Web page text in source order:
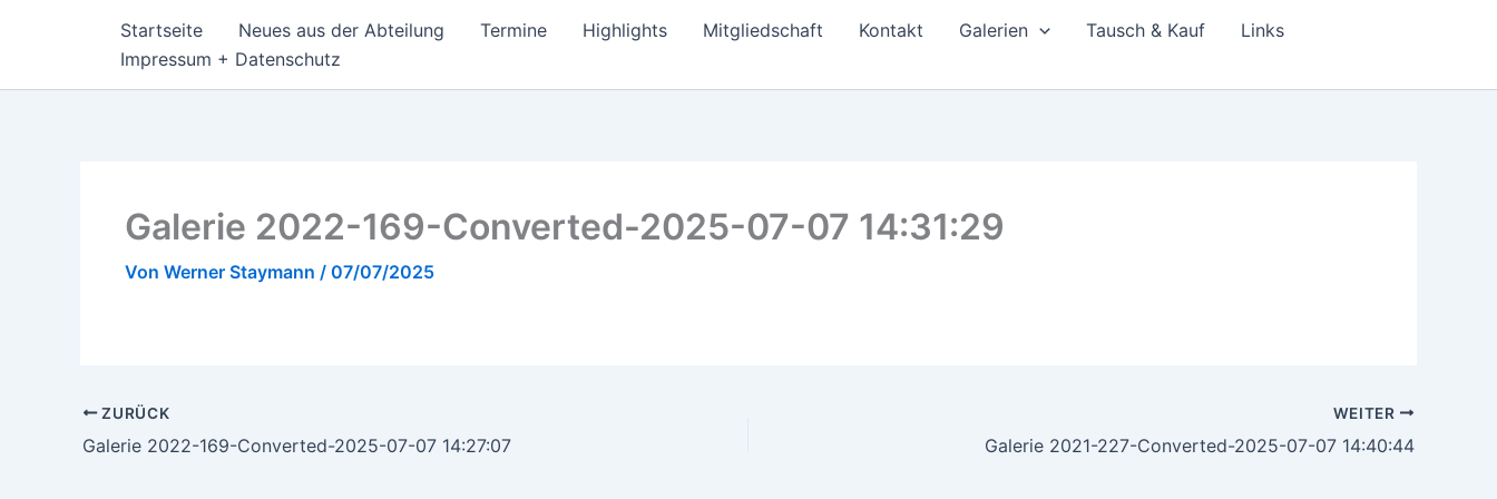
Startseite Neues aus der Abteilung Termine Highlights Mitgliedschaft Kontakt Galerien Tausch & Kauf
Links
Impressum + Datenschutz
Galerie 2022-169-Converted-2025-07-07 14:31:29
Von Werner Staymann / 07/07/2025
ZURÜCK
Galerie 2022-169-Converted-2025-07-07 14:27:07
WEITER
Galerie 2021-227-Converted-2025-07-07 14:40:44